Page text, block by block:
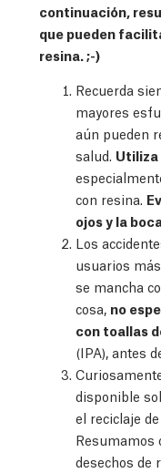
continuación,
que pueden
resina. ;-)
Recuerda
mayores
aún pueden
salud. Utiliza
con resina.
ojos y la
Los
usuarios
se mancha
cosa, no
con toallas
(IPA), antes
disponible
el reciclaje
Resumamos
desechos de